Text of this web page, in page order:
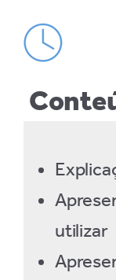
utilizar